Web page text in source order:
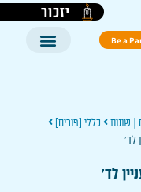
יזכור
Be a
| שונות
כללי [פורים]
לד'
לד'